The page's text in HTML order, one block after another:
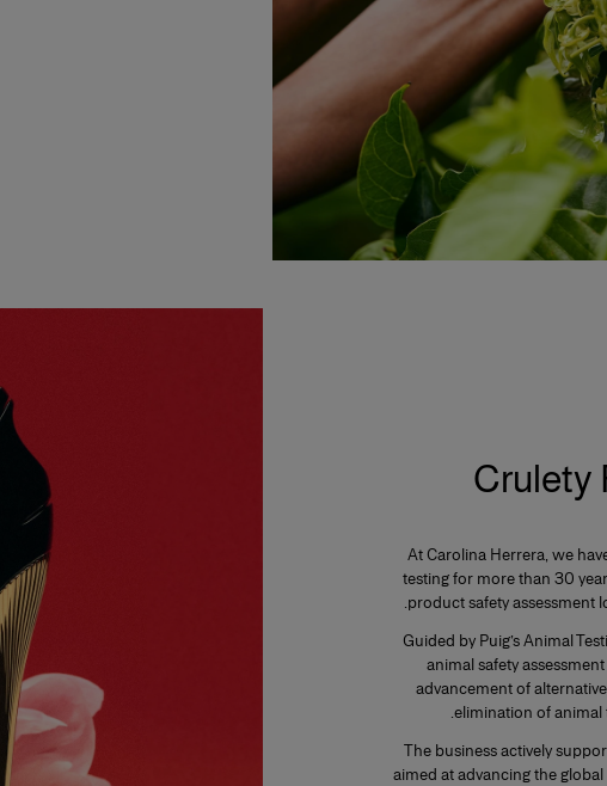
Crulety
At Carolina Herrera, we
testing for more than 30
product safety assessment
Guided by Puig’s Animal
animal safety
advancement of
elimination of animal
The business actively
aimed at advancing the